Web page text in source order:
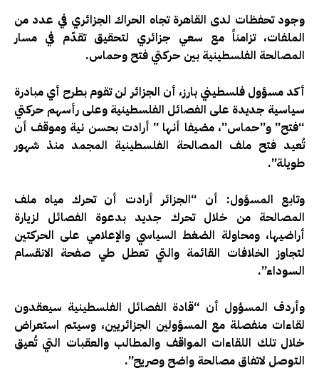
وجود تحفظات لدى القاهرة تجاه الحراك الجزائري في عدد من
الملفات، تزامناً مع سعي جزائري لتحقيق تقدّم في مسار
المصالحة الفلسطينية بين حركتي فتح وحماس.
أكد مسؤول فلسطيني بارز، أن الجزائر لن تقوم بطرح أي مبادرة
سياسية جديدة على الفصائل الفلسطينية وعلى رأسهم حركتي
“فتح” و”حماس”، مضيفا أنها ” أرادت بحسن نية وموقف أن
تُعيد فتح ملف المصالحة الفلسطينية المجمد منذ شهور
طويلة”.
وتابع المسؤول: أن “الجزائر أرادت أن تحرك مياه ملف
المصالحة من خلال تحرك جديد بدعوة الفصائل لزيارة
أراضيها، ومحاولة الضغط السياسي والإعلامي على الحركتين
لتجاوز الخلافات القائمة والتي تعطل طي صفحة الانقسام
السوداء”.
وأردف المسؤول أن “قادة الفصائل الفلسطينية سيعقدون
لقاءات منفصلة مع المسؤولين الجزائريين، وسيتم استعراض
خلال تلك اللقاءات المواقف والمطالب والعقبات التي تُعيق
التوصل لاتفاق مصالحة واضح وصريح”.